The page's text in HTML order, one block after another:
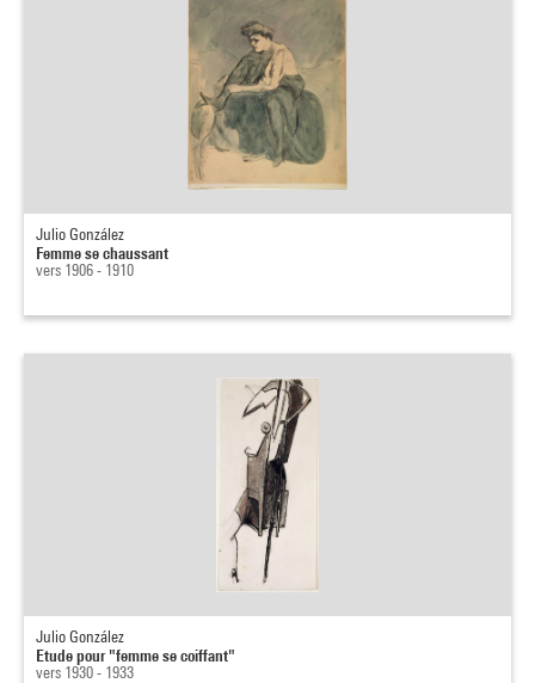
Julio González
Femme se chaussant
vers 1906 - 1910
Julio González
Etude pour "femme se coiffant"
vers 1930 - 1933